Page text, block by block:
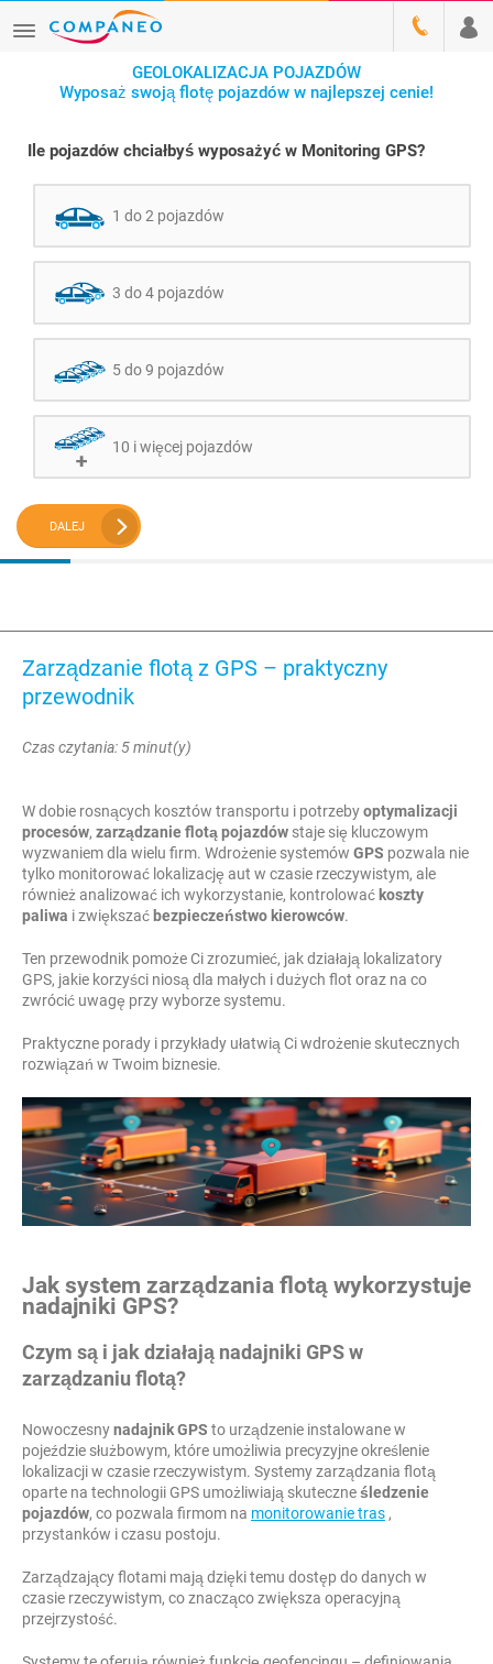
GEOLOKALIZACJA POJAZDÓW
Wyposaż swoją flotę pojazdów w najlepszej cenie!
Ile pojazdów chciałbyś wyposażyć w Monitoring GPS?
1 do 2 pojazdów
3 do 4 pojazdów
5 do 9 pojazdów
10 i więcej pojazdów
DALEJ
Zarządzanie flotą z GPS – praktyczny
przewodnik
Czas czytania: 5 minut(y)
W dobie rosnących kosztów transportu i potrzebyoptymalizacji
procesów, zarządzanie flotą pojazdów staje się kluczowym
wyzwaniem dla wielu firm. Wdrożenie systemów GPS pozwala nie
tylko monitorować lokalizację aut w czasie rzeczywistym, ale
również analizować ich wykorzystanie, kontrolować koszty
paliwa i zwiększać bezpieczeństwo kierowców.
Ten przewodnik pomoże Ci zrozumieć, jak działają lokalizatory
GPS, jakie korzyści niosą dla małych i dużych flot oraz na co
zwrócić uwagę przy wyborze systemu.
Praktyczne porady i przykłady ułatwią Ci wdrożenie skutecznych
rozwiązań w Twoim biznesie.
Jak system zarządzania flotą wykorzystuje
nadajniki GPS?
Czym są i jak działają nadajniki GPS w
zarządzaniu flotą?
Nowoczesnynadajnik GPS to urządzenie instalowane w
pojeździe służbowym, które umożliwia precyzyjne określenie
lokalizacji w czasie rzeczywistym. Systemy zarządzania flotą
oparte na technologii GPS umożliwiają skuteczneśledzenie
pojazdów, co pozwala firmom na monitorowanie tras ,
przystanków i czasu postoju.
Zarządzający flotami mają dzięki temu dostęp do danych w
czasie rzeczywistym, co znacząco zwiększa operacyjną
przejrzystość.